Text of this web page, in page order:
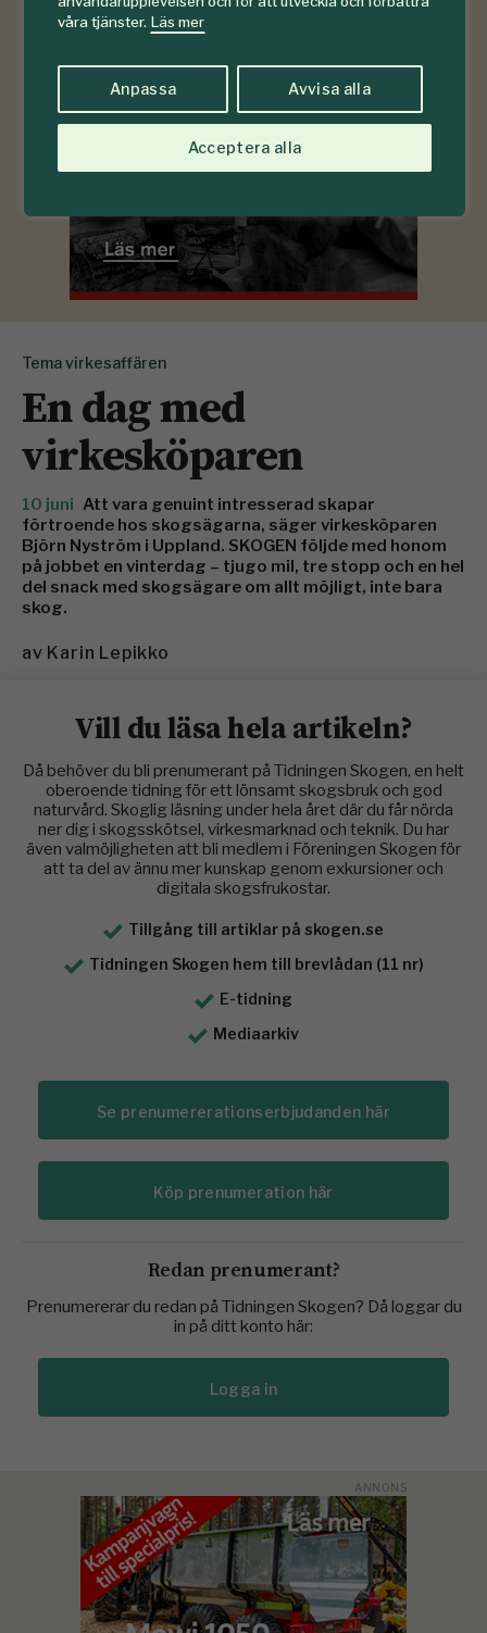
våra tjänster. Läs mer
Anpassa Avvisa alla
Acceptera alla
Tema virkesaffären
En dag med
virkesköparen
10 juni Att vara genuint intresserad skapar
förtroende hos skogsägarna, säger virkesköparen
Björn Nyström i Uppland. SKOGEN följde med honom
på jobbet en vinterdag – tjugo mil, tre stopp och en hel
del snack med skogsägare om allt möjligt, inte bara
skog.
av Karin Lepikko
Vill du läsa hela artikeln?
Då behöver du bli prenumerant på Tidningen Skogen, en helt
oberoende tidning för ett lönsamt skogsbruk och god
naturvård. Skoglig läsning under hela året där du får nörda
ner dig i skogsskötsel, virkesmarknad och teknik. Du har
även valmöjligheten att bli medlem i Föreningen Skogen för
att ta del av ännu mer kunskap genom exkursioner och
digitala skogsfrukostar.
Tillgång till artiklar på skogen.se
Tidningen Skogen hem till brevlådan (11 nr)
E-tidning
Mediaarkiv
Se prenumererationserbjudanden här
Köp prenumeration här
Redan prenumerant?
Prenumererar du redan på Tidningen Skogen? Då loggar du
in på ditt konto här:
Logga in